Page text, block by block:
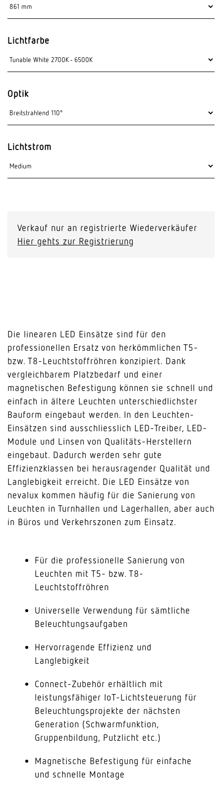
Lichtfarbe
Optik
Lichtstrom
Verkauf nur an registrierte Wiederverkäufer
Hier gehts zur Registrierung
Die linearen LED Einsätze sind für den
professionellen Ersatz von herkömmlichen T5-
bzw. T8-Leuchtstoffröhren konzipiert. Dank
vergleichbarem Platzbedarf und einer
magnetischen Befestigung können sie schnell und
einfach in ältere Leuchten unterschiedlichster
Bauform eingebaut werden. In den Leuchten-
Einsätzen sind ausschliesslich LED-Treiber, LED-
Module und Linsen von Qualitäts-Herstellern
eingebaut. Dadurch werden sehr gute
Effizienzklassen bei herausragender Qualität und
Langlebigkeit erreicht. Die LED Einsätze von
nevalux kommen häufig für die Sanierung von
Leuchten in Turnhallen und Lagerhallen, aber auch
in Büros und Verkehrszonen zum Einsatz.
Für die professionelle Sanierung von
Leuchten mit T5- bzw. T8-
Leuchtstoffröhren
Universelle Verwendung für sämtliche
Beleuchtungsaufgaben
Hervorragende Effizienz und
Langlebigkeit
Connect-Zubehör erhältlich mit
leistungsfähiger IoT-Lichtsteuerung für
Beleuchtungsprojekte der nächsten
Generation (Schwarmfunktion,
Gruppenbildung, Putzlicht etc.)
Magnetische Befestigung für einfache
und schnelle Montage